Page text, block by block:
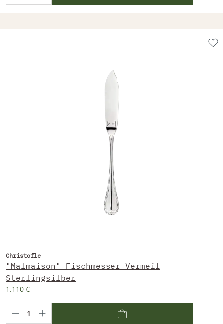
Christofle
"Malmaison" Fischmesser Vermeil
Sterlingsilber
1.110 €